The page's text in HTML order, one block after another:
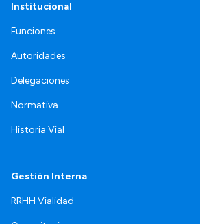
Institucional
Funciones
Autoridades
Delegaciones
Normativa
Historia Vial
Gestión Interna
RRHH Vialidad